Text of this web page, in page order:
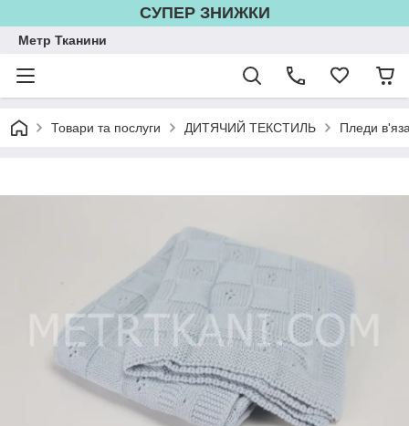
СУПЕР ЗНИЖКИ
Метр Тканини
Товари та послуги ДИТЯЧИЙ ТЕКСТИЛЬ Пледи